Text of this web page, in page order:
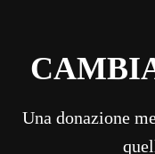
Una donazione